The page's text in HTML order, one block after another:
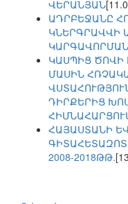
ՎԵՐԱՆՅԱՆ
ԱԴՐԲԵՋԱՆԸ
ԿՆԵՐԳՐԱՎՎԻ
ԿԱՍՊԻՑ
ՄԱՍԻՆ
ԴԻՐՔԵՐԻՑ
ՀԱՅԱՍՏԱՆԻ
2008-2018ԹԹ.